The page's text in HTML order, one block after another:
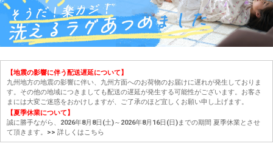
【地震の影響に伴う配送遅延について】
九州地方の地震の影響に伴い、九州方面へのお荷物のお届けに遅れが発生しておりま
す。その他の地域につきましても配送の遅延が発生する可能性がございます。お客さ
まには大変ご迷惑をおかけしますが、ご了承のほど宜しくお願い申し上げます。
【夏季休業について】
誠に勝手ながら、2026年8月8日(土)～2026年8月16日(日)までの期間 夏季休業とさせ
て頂きます。 >> 詳しくはこちら